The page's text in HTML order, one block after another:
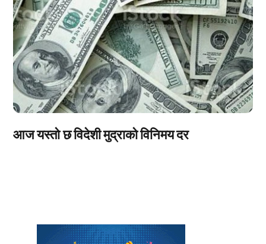
आज यस्तो छ विदेशी मुद्राको विनिमय दर